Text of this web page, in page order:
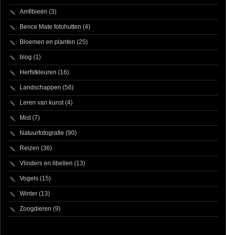
Amfibieën (3)
Bence Mate fotohutten (4)
Bloemen en planten (25)
blog (1)
Herfstkleuren (16)
Landschappen (56)
Leren van kunst(4)
Mist(7)
Natuurfotografie (90)
Reizen (36)
Vlinders en libellen (13)
Vogels (15)
Winter (13)
Zoogdieren (9)